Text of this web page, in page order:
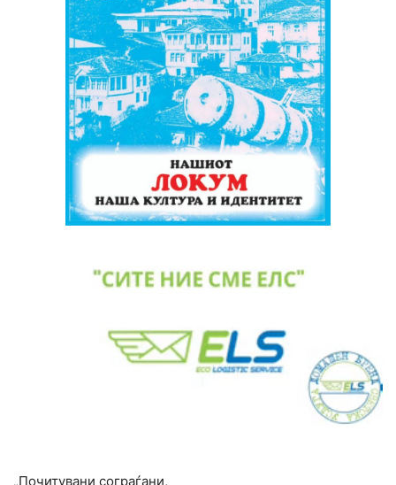
„Почитувани сограѓани,